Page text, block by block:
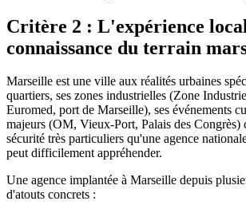
Critère 2 : L'expérience
connaissance du terrain
Marseille est une ville aux réalités urbaines
quartiers, ses zones industrielles (Zone
Euromed, port de Marseille), ses événements
majeurs (OM, Vieux-Port, Palais des Congrès)
sécurité très particuliers qu'une agence
peut difficilement appréhender.
Une agence implantée à Marseille depuis
d'atouts concrets :